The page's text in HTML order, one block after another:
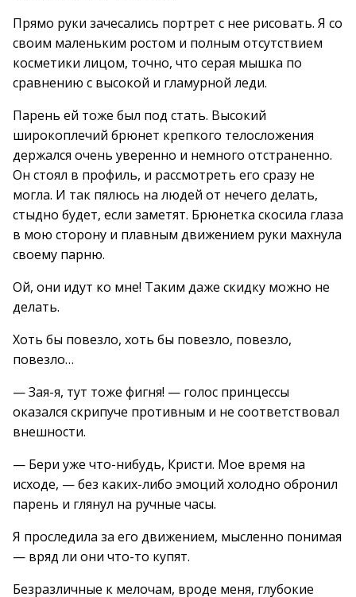
Прямо руки зачесались портрет с нее рисовать. Я со
своим маленьким ростом и полным отсутствием
косметики лицом, точно, что серая мышка по
сравнению с высокой и гламурной леди.
Парень ей тоже был под стать. Высокий
широкоплечий брюнет крепкого телосложения
держался очень уверенно и немного отстраненно.
Он стоял в профиль, и рассмотреть его сразу не
могла. И так пялюсь на людей от нечего делать,
стыдно будет, если заметят. Брюнетка скосила глаза
в мою сторону и плавным движением руки махнула
своему парню.
Ой, они идут ко мне! Таким даже скидку можно не
делать.
Хоть бы повезло, хоть бы повезло, повезло,
повезло…
— Зая-я, тут тоже фигня! — голос принцессы
оказался скрипуче противным и не соответствовал
внешности.
— Бери уже что-нибудь, Кристи. Мое время на
исходе, — без каких-либо эмоций холодно обронил
парень и глянул на ручные часы.
Я проследила за его движением, мысленно понимая
— вряд ли они что-то купят.
Безразличные к мелочам, вроде меня, глубокие